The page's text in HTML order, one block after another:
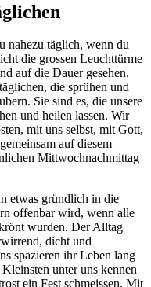
nahezu täglich, wenn du
die grossen Leuchttürme
auf die Dauer gesehen.
die sprühen und
Sie sind es, die unsere
und heilen lassen. Wir
mit uns selbst, mit Gott,
auf diesem
Mittwochnachmittag
etwas gründlich in die
offenbar wird, wenn alle
wurden. Der Alltag
dicht und
spazieren ihr Leben lang
unter uns kennen
ein Fest schmeissen. Mit